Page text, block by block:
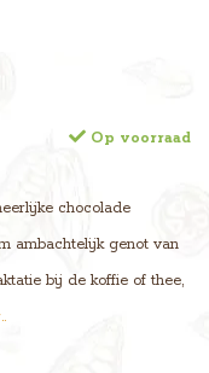
Op voorraad
chocolade
ambachtelijk genot van
bij de koffie of thee,